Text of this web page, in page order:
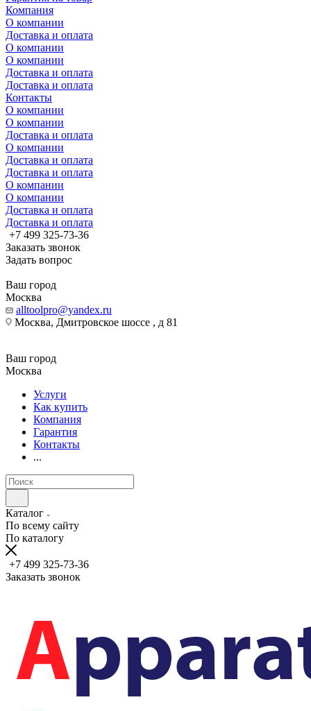
Компания
О компании
Доставка и оплата
О компании
О компании
Доставка и оплата
Доставка и оплата
Контакты
О компании
О компании
Доставка и оплата
О компании
Доставка и оплата
Доставка и оплата
О компании
О компании
Доставка и оплата
Доставка и оплата
+7 499 325-73-36
Заказать звонок
Задать вопрос
Ваш город
Москва
alltoolpro@yandex.ru
Москва, Дмитровское шоссе , д 81
Ваш город
Москва
Услуги
Как купить
Компания
Гарантия
Контакты
...
Каталог
По всему сайту
По каталогу
+7 499 325-73-36
Заказать звонок